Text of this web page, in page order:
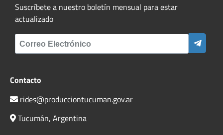
Suscríbete a nuestro boletín mensual para estar
actualizado
Contacto
rides@producciontucuman.gov.ar
Tucumán, Argentina